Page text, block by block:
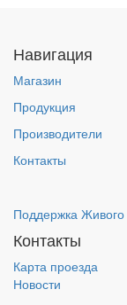
Навигация
Магазин
Продукция
Производители
Контакты
Поддержка Живого
Контакты
Карта проезда
Новости